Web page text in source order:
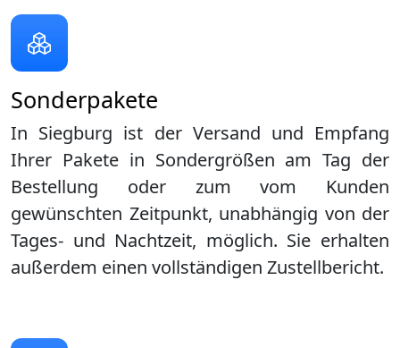
Sonderpakete
In Siegburg ist der Versand und Empfang
Ihrer Pakete in Sondergrößen am Tag der
Bestellung oder zum vom Kunden
gewünschten Zeitpunkt, unabhängig von der
Tages- und Nachtzeit, möglich. Sie erhalten
außerdem einen vollständigen Zustellbericht.